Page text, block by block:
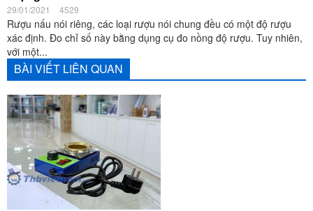
29/01/2021 4529
Rượu nấu nói riêng, các loại rượu nói chung đều có một độ rượu
xác định. Đo chỉ số này bằng dụng cụ đo nồng độ rượu. Tuy nhiên,
với một...
BÀI VIẾT LIÊN QUAN